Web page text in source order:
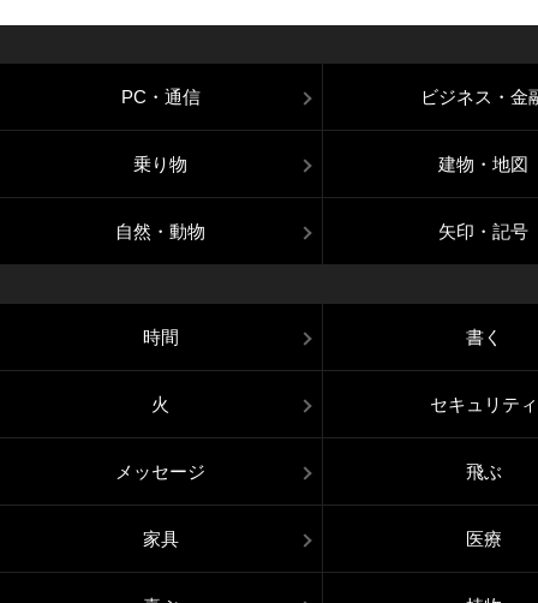
PC・通信 ビジネス・金
乗り物 建物・地図
自然・動物 矢印・記号
時間 書く
火 セキュリティ
メッセージ 飛ぶ
家具 医療